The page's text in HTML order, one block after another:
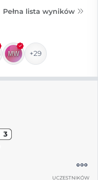
Pełna lista wyników
+29
3
UCZESTNIKÓW